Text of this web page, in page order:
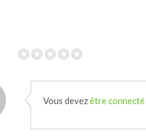
Vous devezêtre connecté